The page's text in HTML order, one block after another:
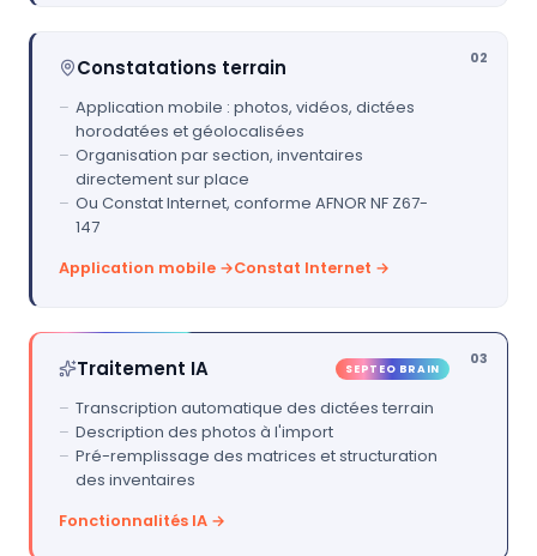
02
Constatations terrain
Application mobile : photos, vidéos, dictées
horodatées et géolocalisées
Organisation par section, inventaires
directement sur place
Ou Constat Internet, conforme AFNOR NF Z67-
147
Application mobile →Constat Internet →
03
Traitement IA SEPTEO BRAIN
Transcription automatique des dictées terrain
Description des photos à l'import
Pré-remplissage des matrices et structuration
des inventaires
Fonctionnalités IA →